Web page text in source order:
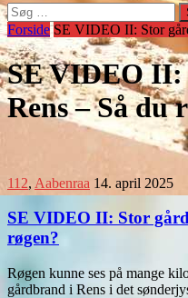
Søg
efter:
Forside SE VIDEO II: Stor
SE VIDEO
Rens – Så du
112, Aabenraa 14. april 2025
SE VIDEO II: Stor
røgen?
Røgen kunne ses på mange
gårdbrand i Rens i det